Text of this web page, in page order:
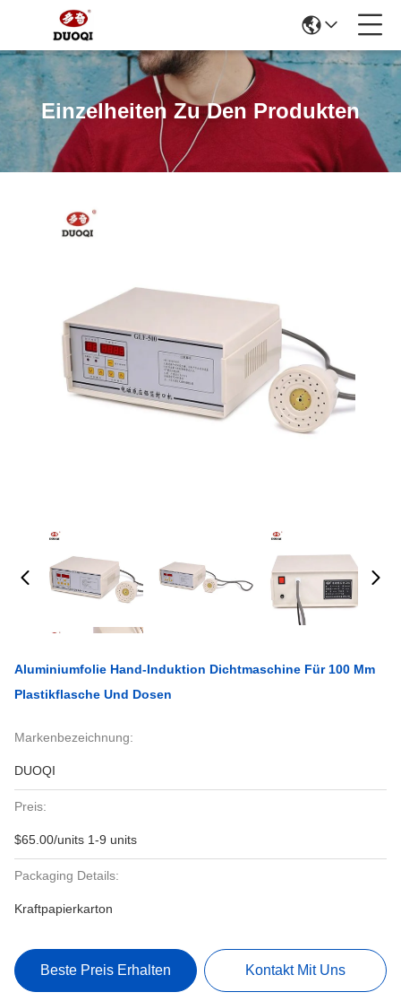
Einzelheiten Zu Den Produkten
Aluminiumfolie Hand-Induktion Dichtmaschine Für 100 Mm
Plastikflasche Und Dosen
Markenbezeichnung:
DUOQI
Preis:
$65.00/units 1-9 units
Packaging Details:
Kraftpapierkarton
Beste Preis Erhalten Kontakt Mit Uns